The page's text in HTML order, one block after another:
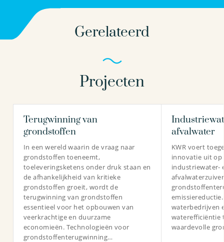
Gerelateerd
Projecten
Terugwinning van
grondstoffen
In een wereld waarin de vraag naar
grondstoffen toeneemt,
toeleveringsketens onder druk staan en
de afhankelijkheid van kritieke
grondstoffen groeit, wordt de
terugwinning van grondstoffen
essentieel voor het opbouwen van
veerkrachtige en duurzame
economieën. Technologieën voor
grondstoffenterugwinning…
afvalwater
KWR voert
innovatie uit op
industriewater-
waterbedrijven
waterefficiëntie
waardevolle